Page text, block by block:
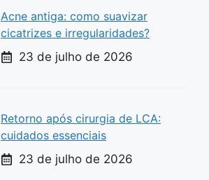
Acne antiga: como suavizar
cicatrizes e irregularidades?
23 de julho de 2026
Retorno após cirurgia de LCA:
cuidados essenciais
23 de julho de 2026